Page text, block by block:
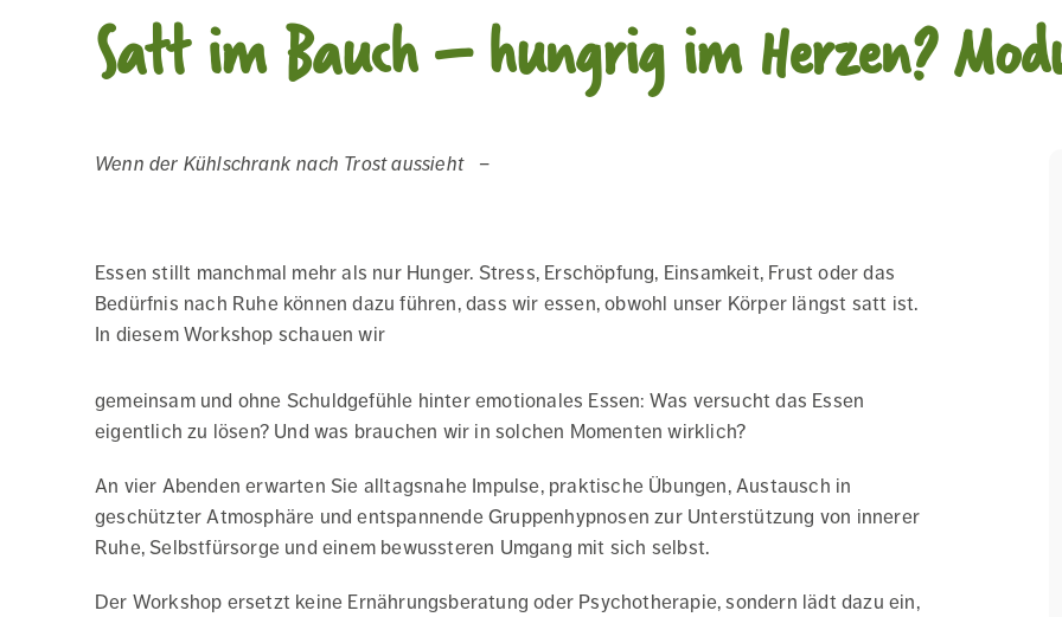
Satt im Bauch – hungrig im Herzen?
Wenn der Kühlschrank nach Trost aussieht –
Essen stillt manchmal mehr als nur Hunger. Stress, Erschöpfung, Einsamkeit, Frust oder das
Bedürfnis nach Ruhe können dazu führen, dass wir essen, obwohl unser Körper längst satt ist.
In diesem Workshop schauen wir
gemeinsam und ohne Schuldgefühle hinter emotionales Essen: Was versucht das Essen
eigentlich zu lösen? Und was brauchen wir in solchen Momenten wirklich?
An vier Abenden erwarten Sie alltagsnahe Impulse, praktische Übungen, Austausch in
geschützter Atmosphäre und entspannende Gruppenhypnosen zur Unterstützung von innerer
Ruhe, Selbstfürsorge und einem bewussteren Umgang mit sich selbst.
Der Workshop ersetzt keine Ernährungsberatung oder Psychotherapie, sondern lädt dazu ein,